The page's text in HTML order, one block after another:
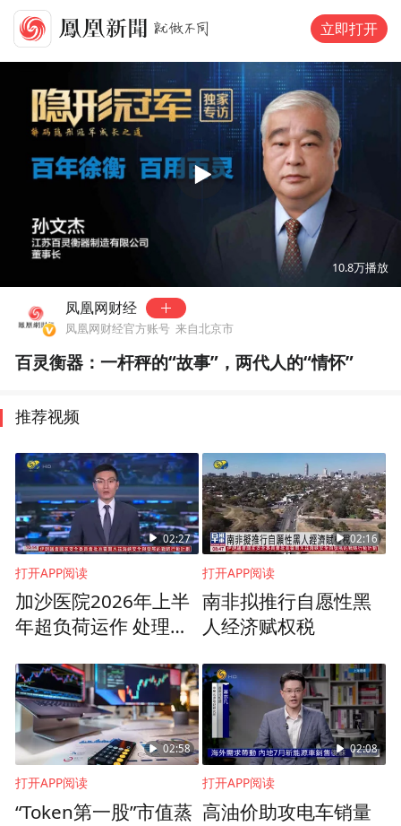
立即打开
16:03
10.8万播放
凤凰网财经
凤凰网财经官方账号 来自北京市
百灵衡器：一杆秤的“故事”，两代人的“情怀”
推荐视频
02:27
打开APP阅读
加沙医院2026年上半
年超负荷运作 处理的
高
02:16
打开APP阅读
南非拟推行自愿性黑
人经济赋权税
02:58
打开APP阅读
“Token第一股”市值蒸
02:08
打开APP阅读
高油价助攻电车销量